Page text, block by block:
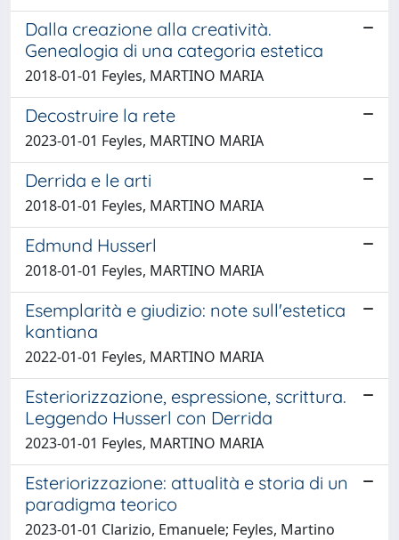
Dalla creazione alla creatività.
Genealogia di una categoria estetica
2018-01-01 Feyles, MARTINO MARIA
Decostruire la rete
2023-01-01 Feyles, MARTINO MARIA
Derrida e le arti
2018-01-01 Feyles, MARTINO MARIA
Edmund Husserl
2018-01-01 Feyles, MARTINO MARIA
Esemplarità e giudizio: note sull'estetica
kantiana
2022-01-01 Feyles, MARTINO MARIA
Esteriorizzazione, espressione, scrittura.
Leggendo Husserl con Derrida
2023-01-01 Feyles, MARTINO MARIA
Esteriorizzazione: attualità e storia di un
paradigma teorico
2023-01-01 Clarizio, Emanuele; Feyles, Martino